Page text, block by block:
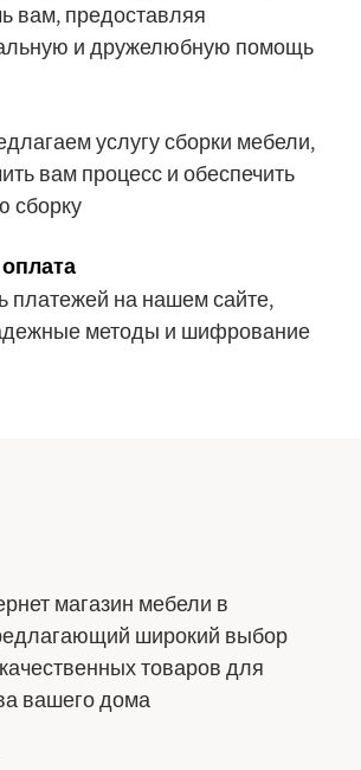
вам, предоставляя
и дружелюбную помощь
услугу сборки мебели,
вам процесс и обеспечить
сборку
платежей на нашем сайте,
методы и шифрование
магазин мебели в
широкий выбор
товаров для
вашего дома